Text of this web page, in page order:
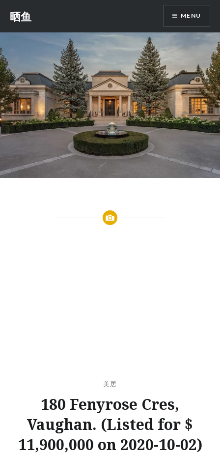
content
晒鱼 MENU
美居
180 Fenyrose Cres,
Vaughan. (Listed for $
11,900,000 on 2020-10-02)